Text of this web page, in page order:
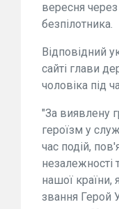
вересня
безпілотника.
Відповідний
сайті глави
чоловіка під
"За виявлену
героїзм у
час подій,
незалежності
нашої країни,
звання Герой